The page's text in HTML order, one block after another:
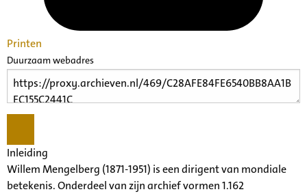
Printen
Duurzaam webadres
Inleiding
Willem Mengelberg (1871-1951) is een dirigent van mondiale
betekenis. Onderdeel van zijn archief vormen 1.162